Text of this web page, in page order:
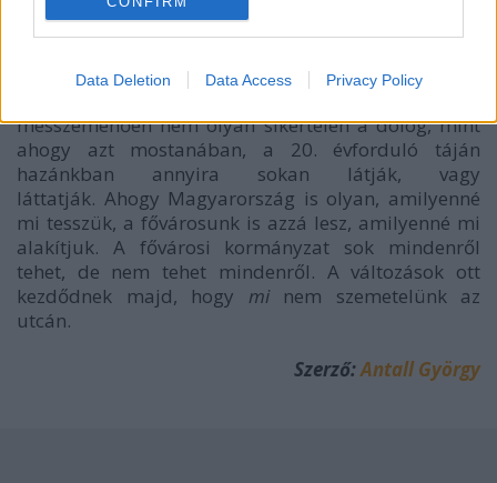
Data Deletion Data Access Privacy Policy
sokan, sokféle szempontból megírták. Én azt hiszem,
messzemenően nem olyan sikertelen a dolog, mint
ahogy azt mostanában, a 20. évforduló táján
hazánkban annyira sokan látják, vagy
láttatják. Ahogy Magyarország is olyan, amilyenné
mi tesszük, a fővárosunk is azzá lesz, amilyenné mi
alakítjuk. A fővárosi kormányzat sok mindenről
tehet, de nem tehet mindenről. A változások ott
kezdődnek majd, hogy minem szemetelünk az
utcán.
Szerző:Antall György